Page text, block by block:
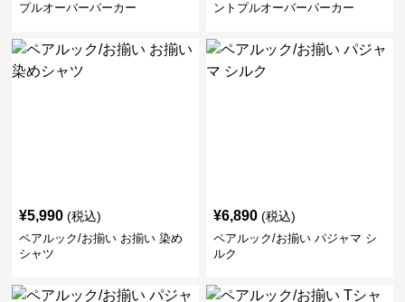
プルオーバーパーカー
ントプルオーバーパーカー
¥5,990 (税込)
ペアルック/お揃い お揃い 染め
シャツ
¥6,890 (税込)
ペアルック/お揃い パジャマ シ
ルク